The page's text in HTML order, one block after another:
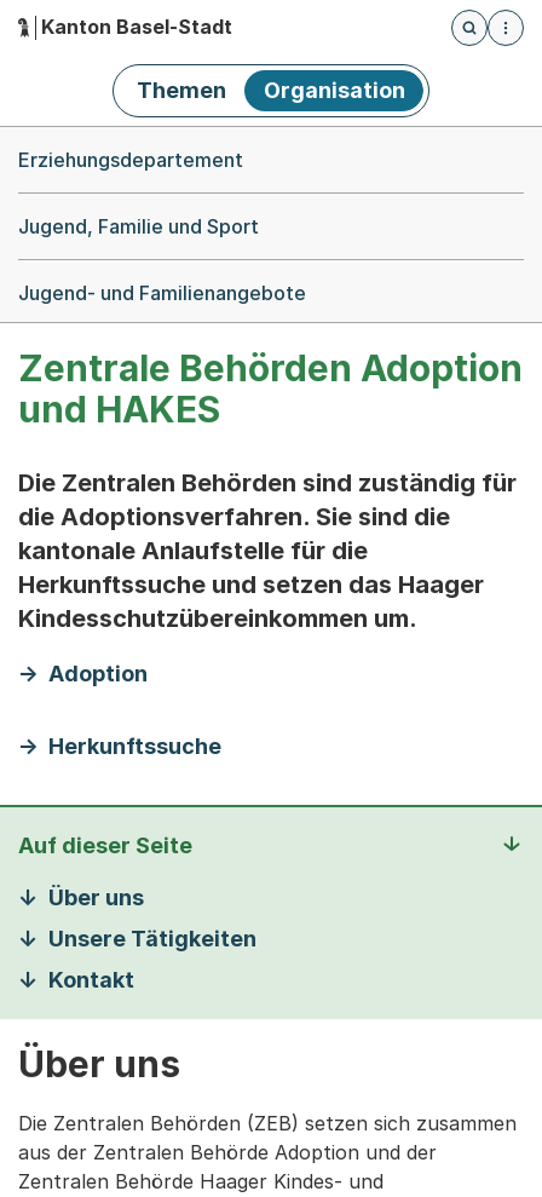
Hauptnavigation
Kanton Basel-Stadt
Öffnet
Themen Organisation
Erziehungsdepartement
Jugend, Familie und Sport
Jugend- und Familienangebote
Zentrale Behörden Adoption
und HAKES
Die Zentralen Behörden sind zuständig für
die Adoptionsverfahren. Sie sind die
kantonale Anlaufstelle für die
Herkunftssuche und setzen das Haager
Kindesschutzübereinkommen um.
Adoption
Herkunftssuche
Auf dieser Seite
Über uns
Unsere Tätigkeiten
Kontakt
Über uns
Die Zentralen Behörden (ZEB) setzen sich zusammen
aus der Zentralen Behörde Adoption und der
Zentralen Behörde Haager Kindes- und